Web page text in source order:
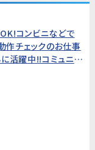
コンビニなどで
作チェックのお仕事
活躍中!!コミュニケ